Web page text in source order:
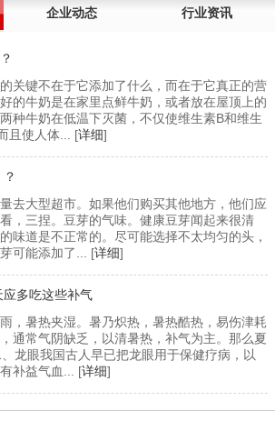
企业动态 行业资讯
关键不在于它添加了什么，而在于它真正的营
的牛奶是在家里点鲜牛奶，或者放在屋顶上的
种牛奶在低温下灭菌，不仅使维生素B和维生
且使人体... [详细]
去大型超市。如果他们购买其他地方，他们应
，三捏。豆芽的气味。健康豆芽闻起来很清
味道是不正常的。尽可能选择不太均匀的头，
可能添加了... [详细]
多吃这些补气
，暑热夹湿。暑乃炽热，暑热酷热，易伤津耗
通常气阴缺乏，以清暑热，补气为主。那么夏
龙眼我国古人早已把龙眼用于保健疗病，以
补益气血... [详细]